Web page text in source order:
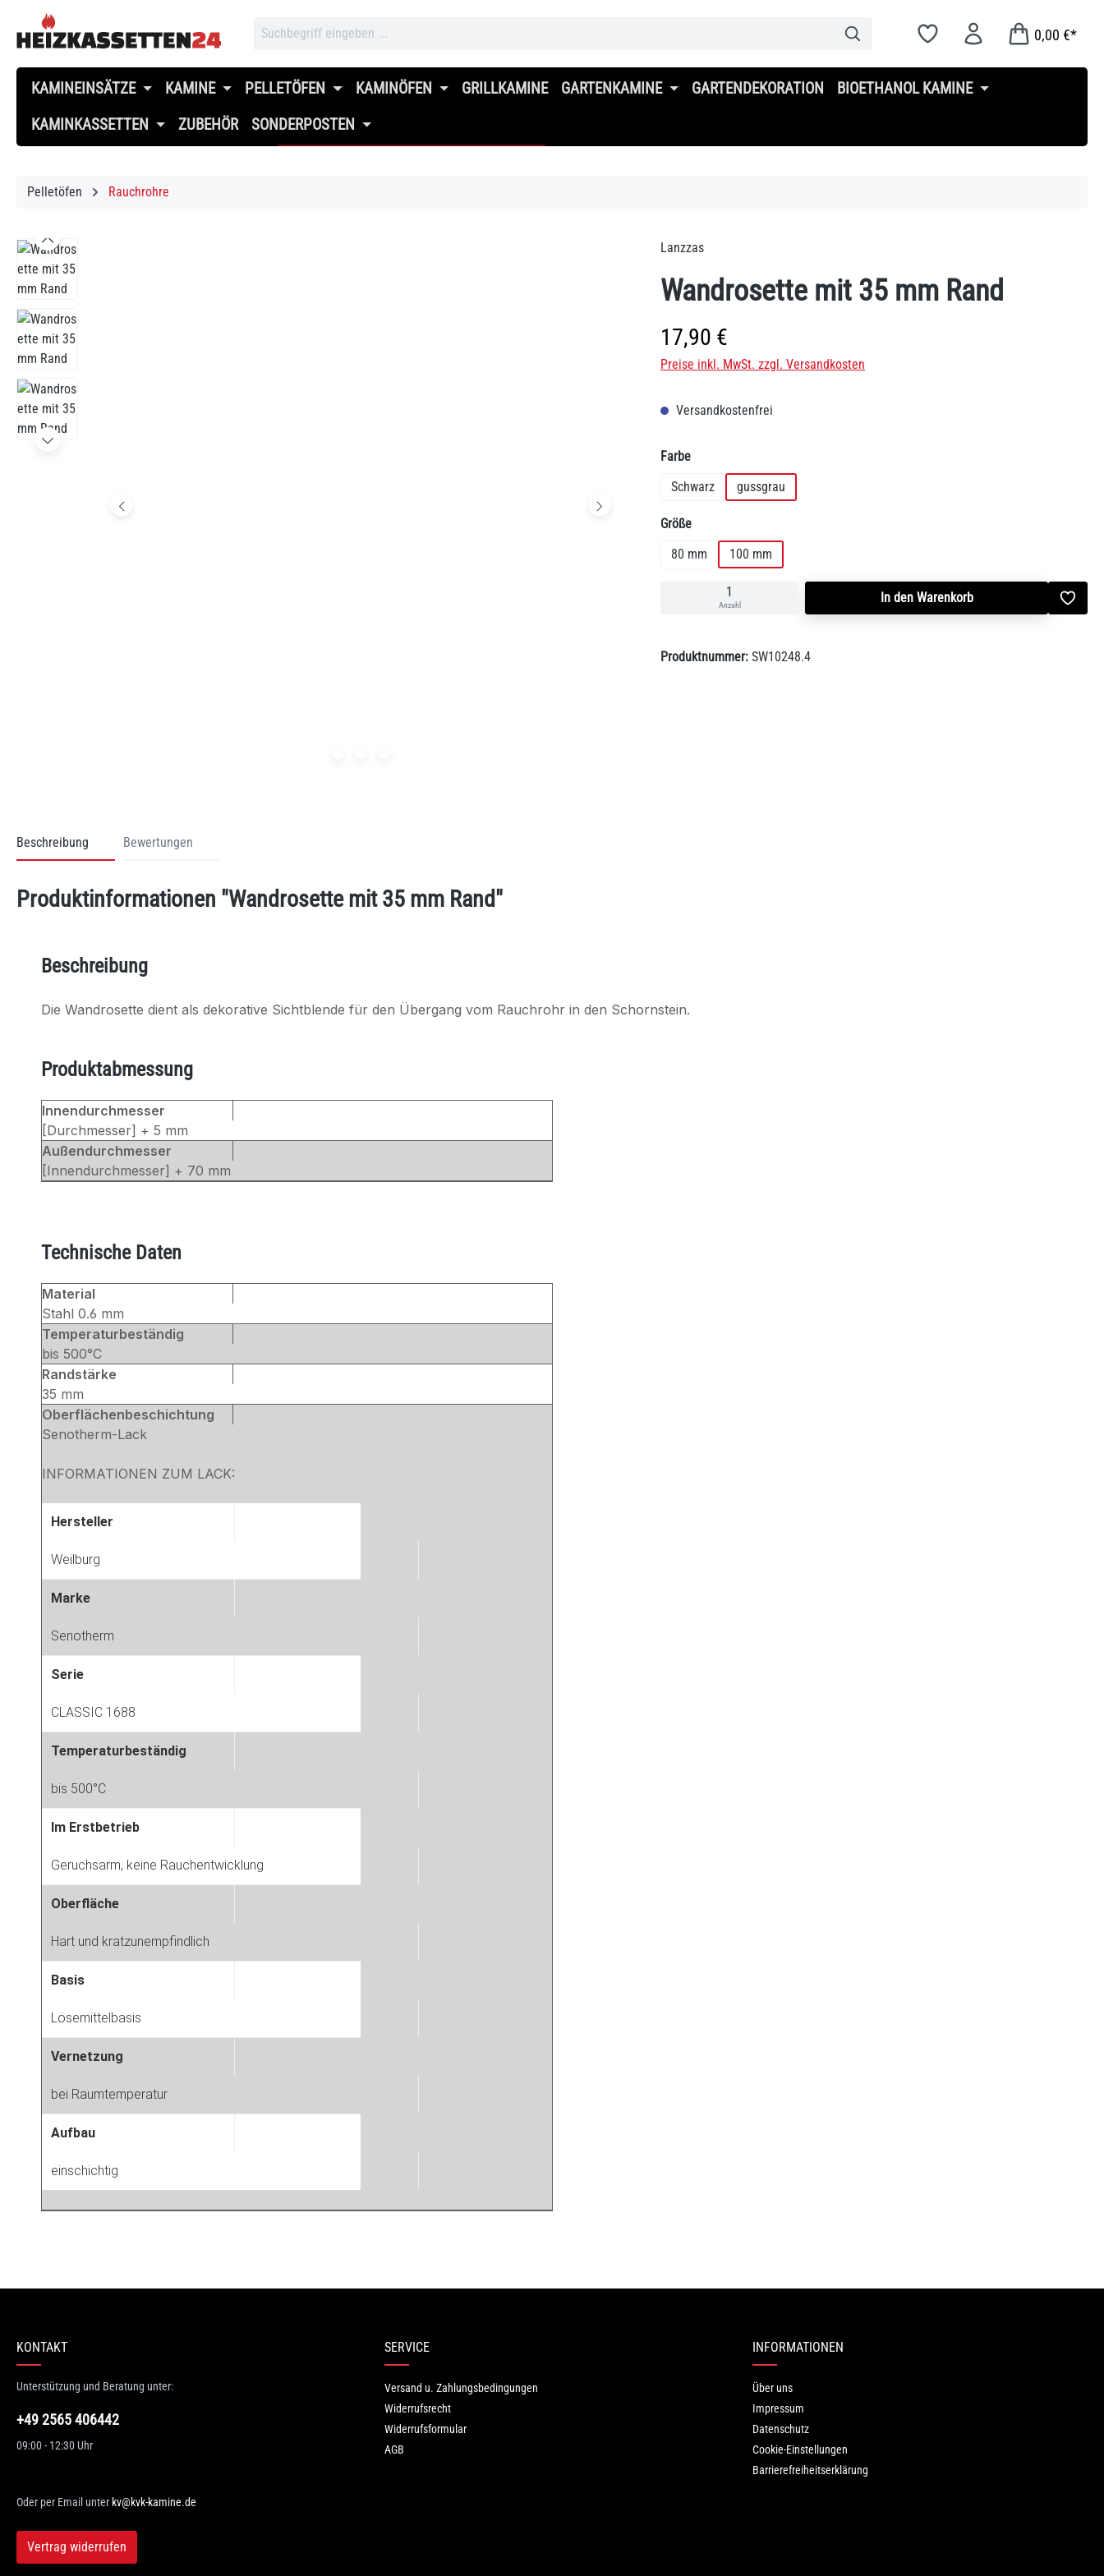
Hauptinhalt springen
Zur Suche springen
Zur Hauptnavigation springen
0,00 €*
KAMINEINSÄTZE KAMINE PELLETÖFEN KAMINÖFEN GRILLKAMINE GARTENKAMINE GARTENDEKORATION
BIOETHANOL KAMINE
KAMINKASSETTEN
ZUBEHÖR SONDERPOSTEN
Pelletöfen Rauchrohre
Bildergalerie überspringen Lanzzas
Wandrosette mit 35 mm Rand
Regulärer Preis:
17,90 €
Preise inkl. MwSt. zzgl. Versandkosten
Versandkostenfrei
Farbeauswählen
Schwarz
gussgrau
Größeauswählen
80 mm
100 mm
Anzahl In den Warenkorb
Produktnummer: SW10248.4
Beschreibung Bewertungen
Produktinformationen "Wandrosette mit 35 mm Rand"
Beschreibung
Die Wandrosette dient als dekorative Sichtblende für den Übergang vom Rauchrohr in den Schornstein.
Produktabmessung
Innendurchmesser
[Durchmesser] + 5 mm
Außendurchmesser
[Innendurchmesser] + 70 mm
Technische Daten
Material
Stahl 0.6 mm
Temperaturbeständig
bis 500°C
Randstärke
35 mm
Oberflächenbeschichtung
Senotherm-Lack
INFORMATIONEN ZUM LACK:
Hersteller
Weilburg
Marke
Senotherm
Serie
CLASSIC 1688
Temperaturbeständig
bis 500°C
Im Erstbetrieb
Geruchsarm, keine Rauchentwicklung
Oberfläche
Hart und kratzunempfindlich
Basis
Lösemittelbasis
Vernetzung
bei Raumtemperatur
Aufbau
einschichtig
Sie Ihre Erfahrungen mit anderen Kunden.
KONTAKT
Unterstützung und Beratung unter:
+49 2565 406442
09:00 - 12:30 Uhr
Oder per Email unter kv@kvk-kamine.de
Vertrag widerrufen
SERVICE
Versand u. Zahlungsbedingungen
Widerrufsrecht
Widerrufsformular
AGB
INFORMATIONEN
Über uns
Impressum
Datenschutz
Cookie-Einstellungen
Barrierefreiheitserklärung